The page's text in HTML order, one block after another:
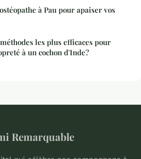
à Pau pour apaiser vos
les plus efficaces pour
à un cochon d'Inde?
Remarquable